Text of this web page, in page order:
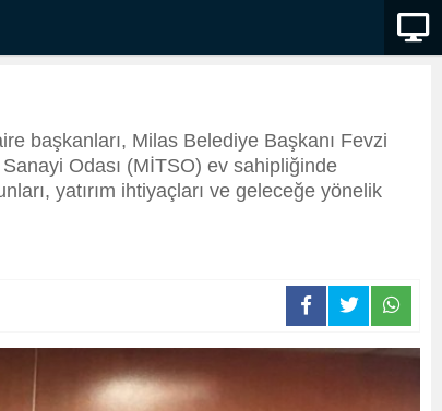
başkanları, Milas Belediye Başkanı Fevzi
Odası (MİTSO) ev sahipliğinde
yatırım ihtiyaçları ve geleceğe yönelik